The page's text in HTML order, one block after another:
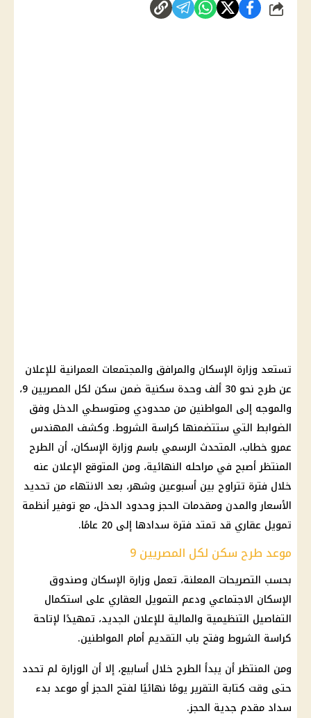
شارك
تستعد وزارة الإسكان والمرافق والمجتمعات العمرانية للإعلان
عن طرح نحو 30 ألف وحدة سكنية ضمن سكن لكل المصريين 9،
والموجه إلى المواطنين من محدودي ومتوسطي الدخل وفق
الضوابط التي ستتضمنها كراسة الشروط. وكشف المهندس
عمرو خطاب، المتحدث الرسمي باسم وزارة الإسكان، أن الطرح
المنتظر أصبح في مراحله النهائية، ومن المتوقع الإعلان عنه
خلال فترة تتراوح بين أسبوعين وشهر، بعد الانتهاء من تحديد
الأسعار والمدن ومقدمات الحجز وحدود الدخل، مع توفير أنظمة
تمويل عقاري قد تمتد فترة سدادها إلى 20 عامًا.
موعد طرح سكن لكل المصريين 9
بحسب التصريحات المعلنة، تعمل وزارة الإسكان وصندوق
الإسكان الاجتماعي ودعم التمويل العقاري على استكمال
التفاصيل التنظيمية والمالية للإعلان الجديد، تمهيدًا لإتاحة
كراسة الشروط وفتح باب التقديم أمام المواطنين.
ومن المنتظر أن يبدأ الطرح خلال أسابيع، إلا أن الوزارة لم تحدد
حتى وقت كتابة التقرير يومًا نهائيًا لفتح الحجز أو موعد بدء
سداد مقدم جدية الحجز.